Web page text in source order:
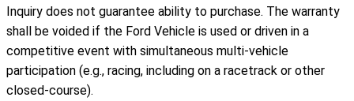
Inquiry does not guarantee ability to purchase. The warranty
shall be voided if the Ford Vehicle is used or driven in a
competitive event with simultaneous multi-vehicle
participation (e.g., racing, including on a racetrack or other
closed-course).